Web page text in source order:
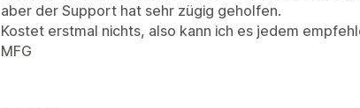
aber der Support hat sehr zügig geholfen.
Kostet erstmal nichts, also kann ich es jedem
MFG